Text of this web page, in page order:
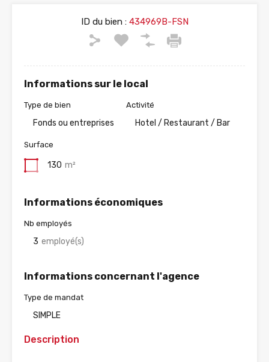
ID du bien :434969B-FSN
Informations sur le local
Type de bien
Fonds ou entreprises
Activité
Hotel / Restaurant / Bar
Surface
130 m²
Informations économiques
Nb employés
3 employé(s)
Informations concernant l'agence
Type de mandat
SIMPLE
Description